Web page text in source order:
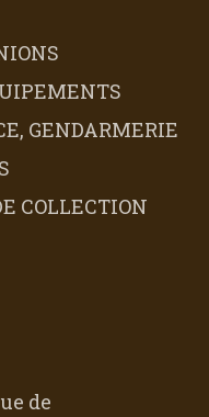
GENDARMERIE
COLLECTION
de